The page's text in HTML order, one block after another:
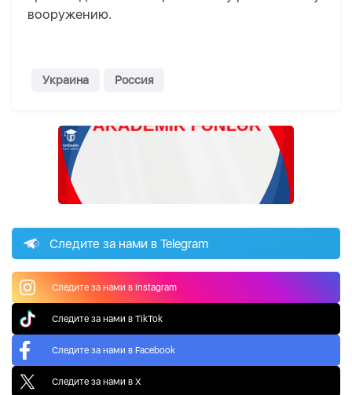
вооружению.
Украина Россия
Следите за нами в Telegram
Следите за нами в Instagram
Следите за нами в TikTok
Следите за нами в Facebook
Следите за нами в X